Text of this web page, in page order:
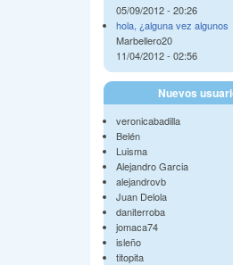
05/09/2012 - 20:26
hola, ¿alguna vez algunos
Marbellero20
11/04/2012 - 02:56
Nuevos
veronicabadilla
Belén
Luisma
Alejandro Garcia
alejandrovb
Juan Delola
daniterroba
jomaca74
isleño
titopita